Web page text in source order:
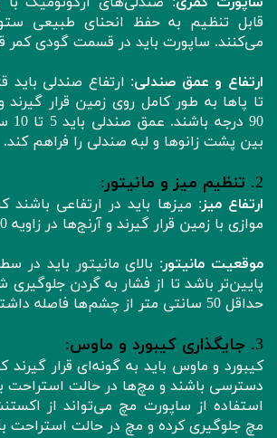
قابل تنظیم به حفظ انحنای طبیعی
می‌کنند. ساپورت باید در قسمت گودی کمر
ارتفاع و عمق صندلی: ارتفاع صندلی باید
تا پاها به طور کامل روی زمین قرار گیرند
بین پشت زانوها و لبه صندلی را فراهم کند.
2. تنظیم میز و مانیتور:
ارتفاع میز: میزها باید در ارتفاعی باشند
موازی با زمین قرار گیرند و آرنج‌ها در زاویه 90 درجه باشند.
موقعیت مانیتور: بالای مانیتور باید
پایین‌تر باشد تا از فشار به گردن جلوگیری
حداقل 50 سانتی متر از چشم‌ها فاصله داشته باشد.
3. جایگذاری کیبورد و ماوس:
کیبورد و ماوس باید به گونه‌ای قرار گیرند
دسترسی باشند و مچ‌ها در حالت استراحت
استفاده از ساپورت مچ می‌تواند از
مچ جلوگیری کرده و مچ در حالت استراحت